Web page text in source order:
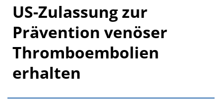
US-Zulassung zur
Prävention venöser
Thromboembolien
erhalten